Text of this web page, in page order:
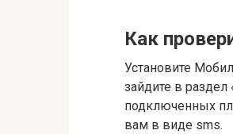
Как
Установите
зайдите в
подключенных
вам в виде sms.